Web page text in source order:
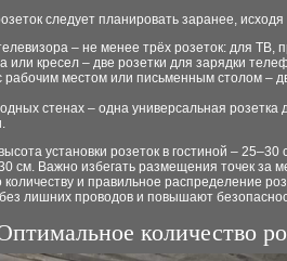
следует планировать заранее, исходя
– не менее трёх розеток: для ТВ,
или кресел – две розетки для зарядки
рабочим местом или письменным столом –
стенах – одна универсальная
установки розеток в гостиной –
см. Важно избегать размещения точек за
количеству и правильное распределение
лишних проводов и повышают
количество